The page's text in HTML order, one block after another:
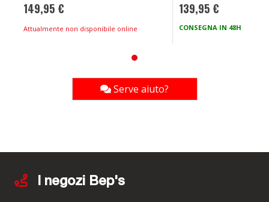
149,95 €
Attualmente non disponibile online
139,95 €
CONSEGNA IN 48H
Serve aiuto?
I negozi Bep's